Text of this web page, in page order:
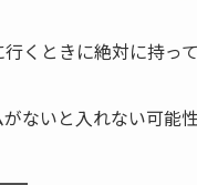
くときに絶対に持っ
ないと入れない可能